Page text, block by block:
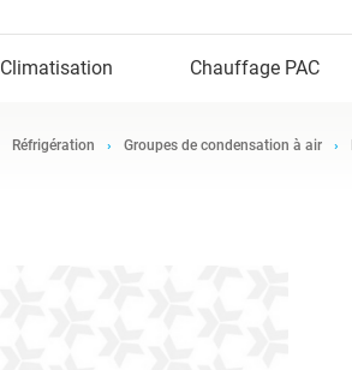
Climatisation Chauffage PAC
Réfrigération Groupes de condensation à air